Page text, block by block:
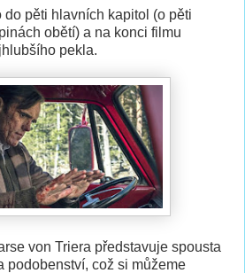
pěti hlavních kapitol (o pěti
obětí) a na konci filmu
pekla.
von Triera představuje spousta
podobenství, což si můžeme